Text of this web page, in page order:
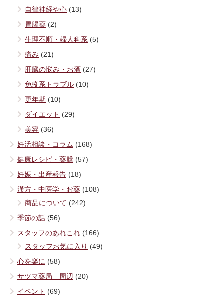
自律神経や心 (13)
胃腸薬 (2)
生理不順・婦人科系 (5)
痛み (21)
肝臓の悩み・お酒 (27)
免疫系トラブル (10)
更年期 (10)
ダイエット (29)
美容 (36)
妊活相談・コラム (168)
健康レシピ・薬膳 (57)
妊娠・出産報告 (18)
漢方・中医学・お薬 (108)
商品について (242)
季節の話 (56)
スタッフのあれこれ (166)
スタッフお気に入り (49)
心を楽に (58)
サツマ薬局 周辺 (20)
イベント (69)